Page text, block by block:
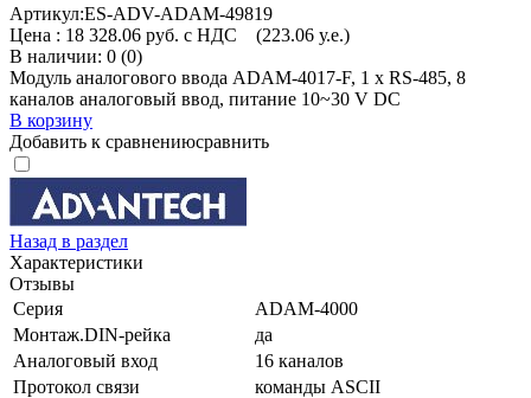
Артикул:ES-ADV-ADAM-49819
Цена : 18 328.06 руб. с НДС (223.06 у.е.)
В наличии: 0 (0)
Модуль аналогового ввода ADAM-4017-F, 1 x RS-485, 8
каналов аналоговый ввод, питание 10~30 V DC
В корзину
Добавить к сравнениюсравнить
Назад в раздел
Характеристики
Отзывы
Серия
ADAM-4000
Монтаж.DIN-рейка
да
Аналоговый вход
16 каналов
Протокол связи
команды ASCII